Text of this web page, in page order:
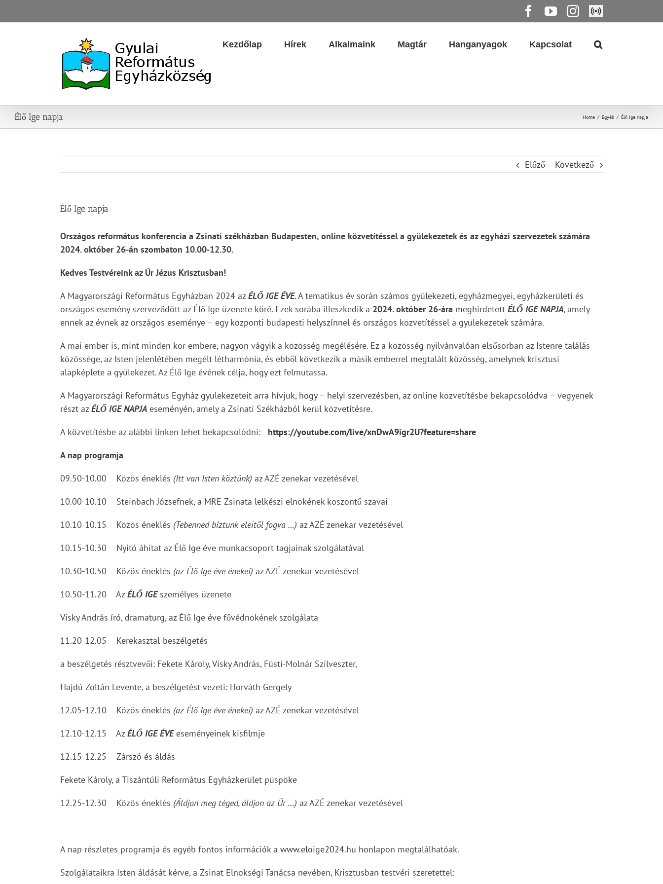
to
Facebook
YouTube
Instagram
Élő
közvetítés
Kezdőlap Hírek Alkalmaink Magtár Hanganyagok Kapcsolat
Élő Ige napja Home / Egyéb / Élő Ige napja
Előző Következő
Élő Ige napja
Országos református konferencia a Zsinati székházban Budapesten, online közvetítéssel a gyülekezetek és az egyházi szervezetek számára
2024. október 26-án szombaton 10.00-12.30.
Kedves Testvéreink az Úr Jézus Krisztusban!
A Magyarországi Református Egyházban 2024 azÉLŐ IGE ÉVE. A tematikus év során számos gyülekezeti, egyházmegyei, egyházkerületi és
országos esemény szerveződött az Élő Ige üzenete köré. Ezek sorába illeszkedik a 2024. október 26-ára meghirdetett ÉLŐ IGE NAPJA, amely
ennek az évnek az országos eseménye – egy központi budapesti helyszínnel és országos közvetítéssel a gyülekezetek számára.
A mai ember is, mint minden kor embere, nagyon vágyik a közösség megélésére. Ez a közösség nyilvánvalóan elsősorban az Istenre találás
közössége, az Isten jelenlétében megélt létharmónia, és ebből következik a másik emberrel megtalált közösség, amelynek krisztusi
alapképlete a gyülekezet. Az Élő Ige évének célja, hogy ezt felmutassa.
A Magyarországi Református Egyház gyülekezeteit arra hívjuk, hogy – helyi szervezésben, az online közvetítésbe bekapcsolódva – vegyenek
részt azÉLŐ IGE NAPJA eseményén, amely a Zsinati Székházból kerül közvetítésre.
A közvetítésbe az alábbi linken lehet bekapcsolódni: https://youtube.com/live/xnDwA9igr2U?feature=share
A nap programja
09.50-10.00 Közös éneklés (Itt van Isten köztünk) az AZÉ zenekar vezetésével
10.00-10.10 Steinbach Józsefnek, a MRE Zsinata lelkészi elnökének köszöntő szavai
10.10-10.15 Közös éneklés (Tebenned bíztunk eleitől fogva …) az AZÉ zenekar vezetésével
10.15-10.30 Nyitó áhítat az Élő Ige éve munkacsoport tagjainak szolgálatával
10.30-10.50 Közös éneklés (az Élő Ige éve énekei) az AZÉ zenekar vezetésével
10.50-11.20 AzÉLŐ IGE személyes üzenete
Visky András író, dramaturg, az Élő Ige éve fővédnökének szolgálata
11.20-12.05 Kerekasztal-beszélgetés
a beszélgetés résztvevői: Fekete Károly, Visky András, Füsti-Molnár Szilveszter,
Hajdú Zoltán Levente, a beszélgetést vezeti: Horváth Gergely
12.05-12.10 Közös éneklés (az Élő Ige éve énekei) az AZÉ zenekar vezetésével
12.10-12.15 AzÉLŐ IGE ÉVEeseményeinek kisfilmje
12.15-12.25 Zárszó és áldás
Fekete Károly, a Tiszántúli Református Egyházkerület püspöke
12.25-12.30 Közös éneklés (Áldjon meg téged, áldjon az Úr …) az AZÉ zenekar vezetésével
A nap részletes programja és egyéb fontos információk a www.eloige2024.hu honlapon megtalálhatóak.
Szolgálataikra Isten áldását kérve, a Zsinat Elnökségi Tanácsa nevében, Krisztusban testvéri szeretettel: